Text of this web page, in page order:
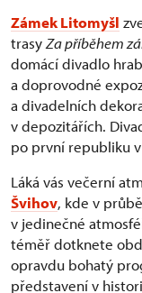
Zámek Litomyšl
trasyZa příběhem
domácí divadlo
a doprovodné
a divadelních
v depozitářích.
po první republiku
Láká vás večerní
Švihov, kde v
v jedinečné
téměř dotknete
opravdu bohatý
představení v